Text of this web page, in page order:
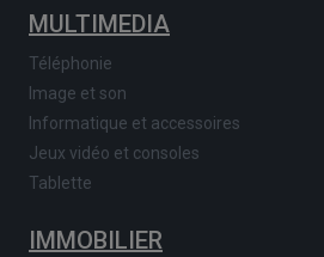
MULTIMEDIA
Téléphonie
Image et son
Informatique et accessoires
Jeux vidéo et consoles
Tablette
IMMOBILIER